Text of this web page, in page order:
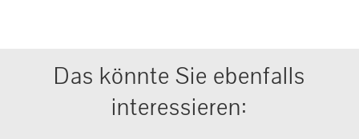
Das könnte Sie ebenfalls
interessieren: